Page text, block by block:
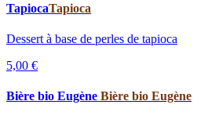
TapiocaTapioca
Dessert à base de perles de tapioca
5,00 €
Bière bio Eugène Bière bio Eugène